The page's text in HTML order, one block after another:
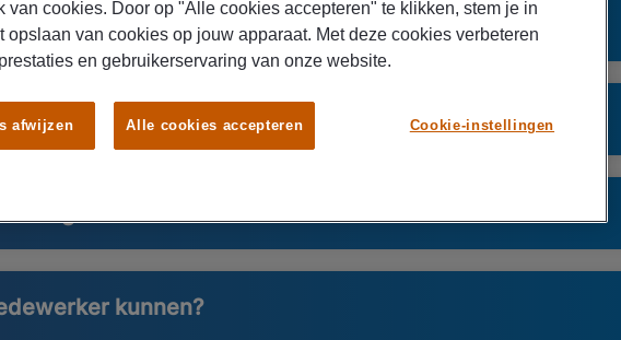
cargomedewerker?
kunnen?
van cookies. Door op "Alle cookies accepteren" te klikken, stem je in
opslaan van cookies op jouw apparaat. Met deze cookies verbeteren
en gebruikerservaring van onze website.
Cookie-instellingen
afwijzen Alle cookies accepteren